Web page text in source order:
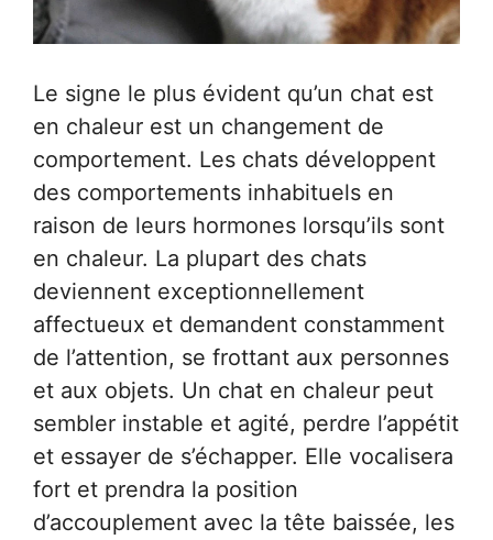
Le signe le plus évident qu’un chat est
en chaleur est un changement de
comportement. Les chats développent
des comportements inhabituels en
raison de leurs hormones lorsqu’ils sont
en chaleur. La plupart des chats
deviennent exceptionnellement
affectueux et demandent constamment
de l’attention, se frottant aux personnes
et aux objets. Un chat en chaleur peut
sembler instable et agité, perdre l’appétit
et essayer de s’échapper. Elle vocalisera
fort et prendra la position
d’accouplement avec la tête baissée, les